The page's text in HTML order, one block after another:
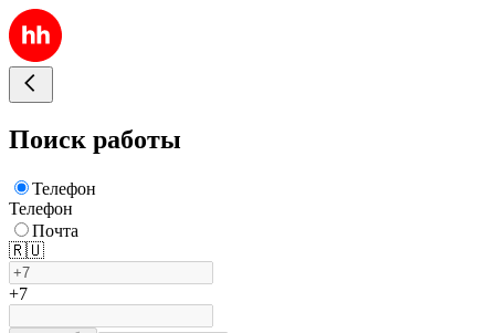
Поиск работы
Телефон
Телефон
Почта
🇷🇺
+7